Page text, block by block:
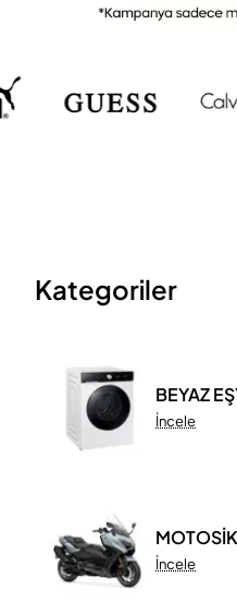
Kategoriler
BEYAZ
İncele
İncele